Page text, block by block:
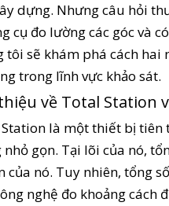
dựng. Nhưng câu hỏi
cụ đo lường các góc và
tôi sẽ khám phá cách hai
trong lĩnh vực khảo sát.
về Total Station
là một thiết bị tiên
nhỏ gọn. Tại lõi của nó,
của nó. Tuy nhiên, tổng
nghệ đo khoảng cách